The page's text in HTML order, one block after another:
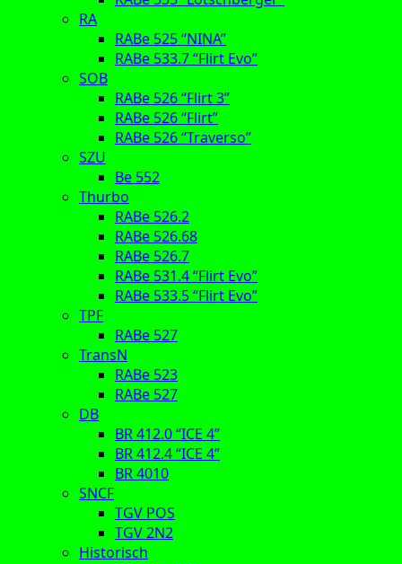
RA
RABe 525 “NINA”
RABe 533.7 “Flirt Evo”
SOB
RABe 526 “Flirt 3”
RABe 526 “Flirt”
RABe 526 “Traverso”
SZU
Be 552
Thurbo
RABe 526.2
RABe 526.68
RABe 526.7
RABe 531.4 “Flirt Evo”
RABe 533.5 “Flirt Evo”
TPF
RABe 527
TransN
RABe 523
RABe 527
DB
BR 412.0 “ICE 4”
BR 412.4 “ICE 4”
BR 4010
SNCF
TGV POS
TGV 2N2
Historisch